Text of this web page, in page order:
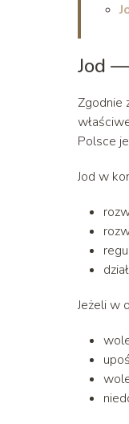
Jod
Zgodnie
Polsce
Jod w
Jeżeli w